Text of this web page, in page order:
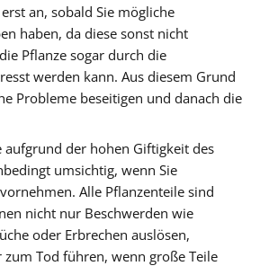
an, sobald Sie mögliche
haben, da diese sonst nicht
Pflanze sogar durch die
werden kann. Aus diesem Grund
Probleme beseitigen und danach die
aufgrund der hohen Giftigkeit des
umsichtig, wenn Sie
Alle Pflanzenteile sind
nicht nur Beschwerden wie
oder Erbrechen auslösen,
zum Tod führen, wenn große Teile